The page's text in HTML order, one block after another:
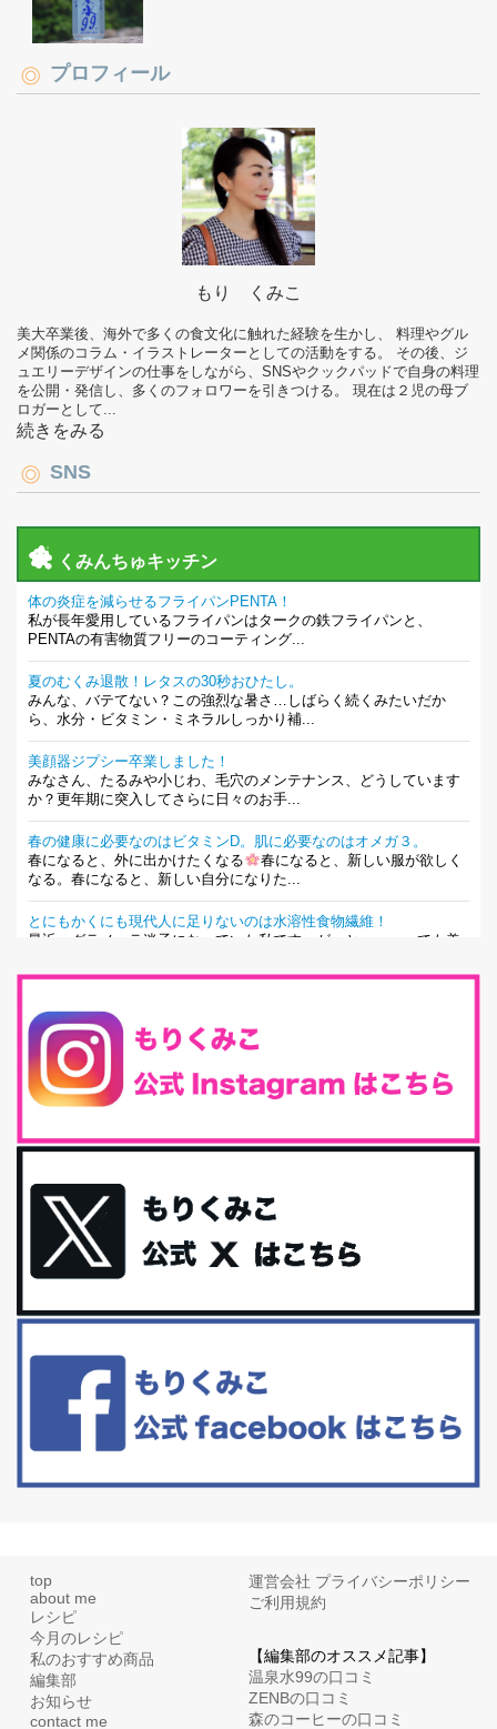
プロフィール
もり くみこ
美大卒業後、海外で多くの食文化に触れた経験を生かし、 料理やグル
メ関係のコラム・イラストレーターとしての活動をする。 その後、ジ
ュエリーデザインの仕事をしながら、SNSやクックパッドで自身の料理
を公開・発信し、多くのフォロワーを引きつける。 現在は２児の母ブ
ロガーとして...
続きをみる
SNS
くみんちゅキッチン
体の炎症を減らせるフライパンPENTA！
私が長年愛用しているフライパンはタークの鉄フライパンと、
PENTAの有害物質フリーのコーティング...
夏のむくみ退散！レタスの30秒おひたし。
みんな、バテてない？この強烈な暑さ…しばらく続くみたいだか
ら、水分・ビタミン・ミネラルしっかり補...
美顔器ジプシー卒業しました！
みなさん、たるみや小じわ、毛穴のメンテナンス、どうしています
か？更年期に突入してさらに日々のお手...
春の健康に必要なのはビタミンD。肌に必要なのはオメガ３。
春になると、外に出かけたくなる
春になると、新しい服が欲しく
なる。春になると、新しい自分になりた...
とにもかくにも現代人に足りないのは水溶性食物繊維！
最近、グラノーラ迷子になっていた私です。が、と〜〜〜っても美
腸内環境を整えることは、健康維持の中でいっちばん大事！だと私
は思っています。 ヒトの免...
iHerb特大セール終了間近！みんな何買う？
最近お風呂上がりの炭酸水をシリカシリカにしているんだけど確か
今回は、最近毎回定期的に購入している「楽天ふるさと納税」の返
礼品トップ５を紹介します。今までいろ...
更年期を穏やかに乗りきるために今できる５つのこと。
アラフィフからの体と心の整え方。 私も気づけばアラフィフ、これ
といった更年期症状はまだ...
白髪・美容・免疫力、現代人に足りないのは海藻！
リーブオイルorごま油をたらす。&n...
top
about me
レシピ
今月のレシピ
私のおすすめ商品
編集部
お知らせ
contact me
運営会社 プライバシーポリシー
ご利用規約
【編集部のオススメ記事】
温泉水99の口コミ
ZENBの口コミ
森のコーヒーの口コミ